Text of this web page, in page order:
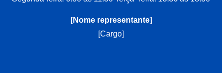
[Nome representante]
[Cargo]